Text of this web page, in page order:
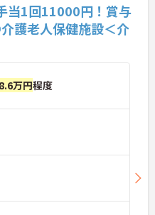
当1回11000円！賞与
護老人保健施設＜介
万円程度